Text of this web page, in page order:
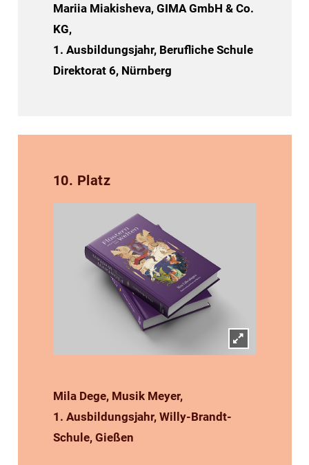
Mariia Miakisheva, GIMA GmbH & Co.
KG,
1. Ausbildungsjahr, Berufliche Schule
Direktorat 6, Nürnberg
10. Platz
Mila Dege, Musik Meyer,
1. Ausbildungsjahr, Willy-Brandt-
Schule, Gießen